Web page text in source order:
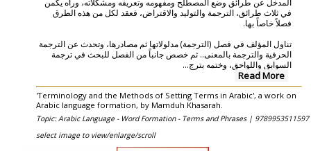
في ثلاث طرائق، الترجمة والتوليد والاقتراض، فعقد لكل من هذه الطرق
فصلاً خاصاً بها.
تناول المؤلف في فصل (الترجمة) مدلولاتها ثم مصادرها، وتحدث عن الترجمة
الحرفية والترجمة بالمعنى.. ثم خصص جانباً من الفصل للبحث في ترجمة
السوابق واللواحق، وختمه بترج...
Read More
'Terminology and the Methods of Setting Terms in Arabic', a work on
Arabic language formation, by Mamduh Khasarah.
Topic: Arabic Language - Word Formation - Terms and Phrases |
select image to view/enlarge/scroll